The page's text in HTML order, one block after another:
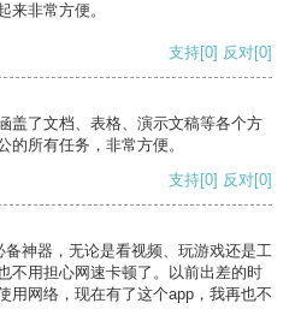
来非常方便。
支持[0] 反对[0]
盖了文档、表格、演示文稿等各个方
的所有任务，非常方便。
支持[0] 反对[0]
神器，无论是看视频、玩游戏还是工
不用担心网速卡顿了。以前出差的时
用网络，现在有了这个app，我再也不